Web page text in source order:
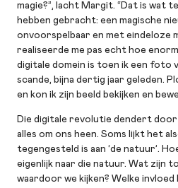
magie?”, lacht Margit. “Dat is wat
hebben gebracht: een magische
onvoorspelbaar en met eindeloze
realiseerde me pas echt hoe
digitale domein is toen ik een foto
scande, bijna dertig jaar geleden.
en kon ik zijn beeld bekijken en
Die digitale revolutie dendert
alles om ons heen. Soms lijkt het
tegengesteld is aan ‘de natuur’.
eigenlijk naar die natuur. Wat zijn
waardoor we kijken? Welke